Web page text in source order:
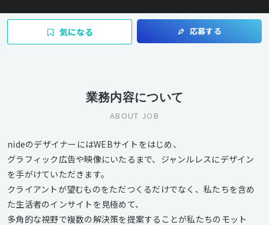
気になる 応募する
業務内容について
ABOUT JOB
nideのデザイナーにはWEBサイトをはじめ、
グラフィック広告や映像にいたるまで、ジャンルレスにデザイン
を手がけていただきます。
クライアントが望むものをただつくるだけでなく、私たちを含め
た生活者のインサイトを見極めて、
多角的な視野で複数の解決策を提案することが私たちのモット